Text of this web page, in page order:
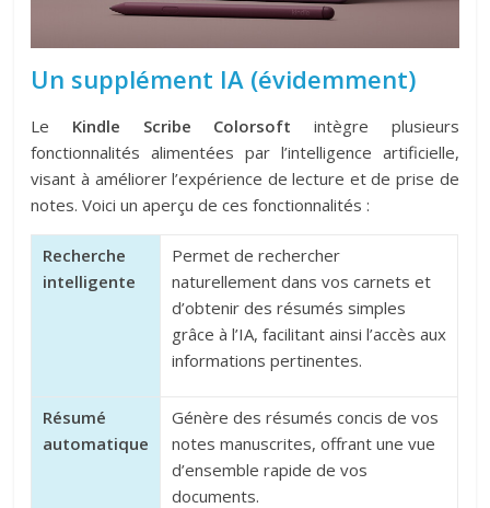
Un supplément IA (évidemment)
Le Kindle Scribe Colorsoft intègre plusieurs
fonctionnalités alimentées par l’intelligence artificielle,
visant à améliorer l’expérience de lecture et de prise de
notes. Voici un aperçu de ces fonctionnalités :
Recherche
intelligente
Permet de rechercher
naturellement dans vos carnets et
d’obtenir des résumés simples
grâce à l’IA, facilitant ainsi l’accès aux
informations pertinentes.
Résumé
automatique
Génère des résumés concis de vos
notes manuscrites, offrant une vue
d’ensemble rapide de vos
documents.